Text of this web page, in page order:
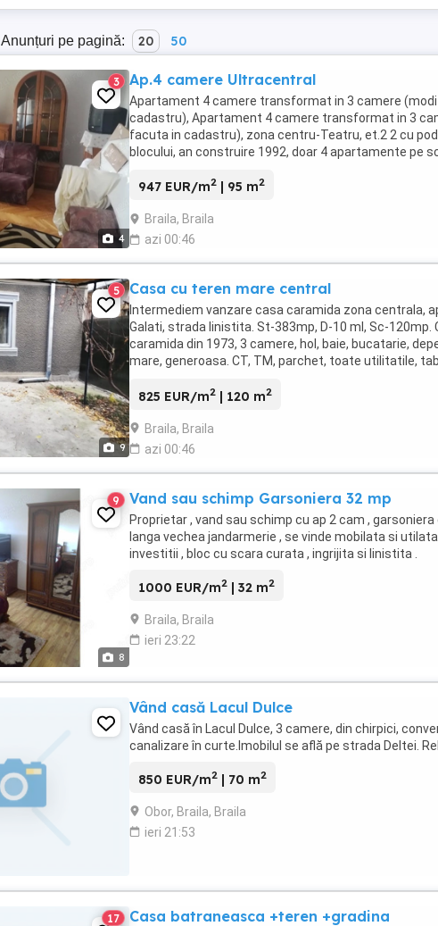
Anunțuri pe pagină: 20 50
4
3 Ap.4 camere Ultracentral
Apartament 4 camere transformat in 3 camere
cadastru), Apartament 4 camere transformat in 3
facuta in cadastru), zona centru-Teatru, et.2 2 cu
blocului, an construire 1992, doar 4 apartamente pe
947 EUR/m2 | 95 m2
Braila, Braila
azi 00:46
9
5 Casa cu teren mare central
Intermediem vanzare casa caramida zona centrala,
Galati, strada linistita. St-383mp, D-10 ml, Sc-120mp.
caramida din 1973, 3 camere, hol, baie, bucatarie,
mare, generoasa. CT, TM, parchet, toate utilitatile,
825 EUR/m2 | 120 m2
Braila, Braila
azi 00:46
8
9 Vand sau schimp Garsoniera 32 mp
Proprietar , vand sau schimp cu ap 2 cam , garsoniera
langa vechea jandarmerie , se vinde mobilata si
investitii , bloc cu scara curata , ingrijita si linistita .
1000 EUR/m2 | 32 m2
Braila, Braila
ieri 23:22
Vând casă Lacul Dulce
Vând casă în Lacul Dulce, 3 camere, din chirpici,
canalizare în curte.Imobilul se află pe strada Deltei.
850 EUR/m2 | 70 m2
Obor, Braila, Braila
ieri 21:53
17 Casa batraneasca +teren +gradina